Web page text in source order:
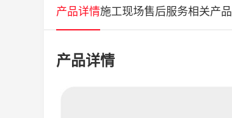
产品详情施工现场售后服务相关产品
产品详情